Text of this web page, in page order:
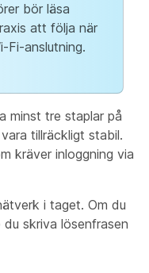
bör läsa
att följa när
Fi-anslutning.
minst tre staplar på
tillräckligt stabil.
kräver inloggning via
i taget. Om du
skriva lösenfrasen